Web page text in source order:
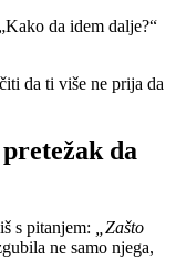
da idem dalje?“
da ti više ne prija da
da
s pitanjem:
„Zašto
ne samo njega,